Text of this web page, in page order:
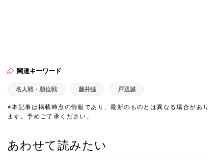
関連キーワード
名人戦・順位戦 藤井猛 戸辺誠
※本記事は掲載時点の情報であり、最新のものとは異なる場合があり
ます。予めご了承ください。
あわせて読みたい